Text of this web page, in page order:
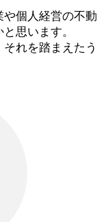
個人経営の不動
思います。
れを踏まえたう